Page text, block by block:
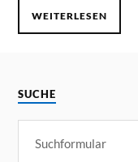
WEITERLESEN
SUCHE